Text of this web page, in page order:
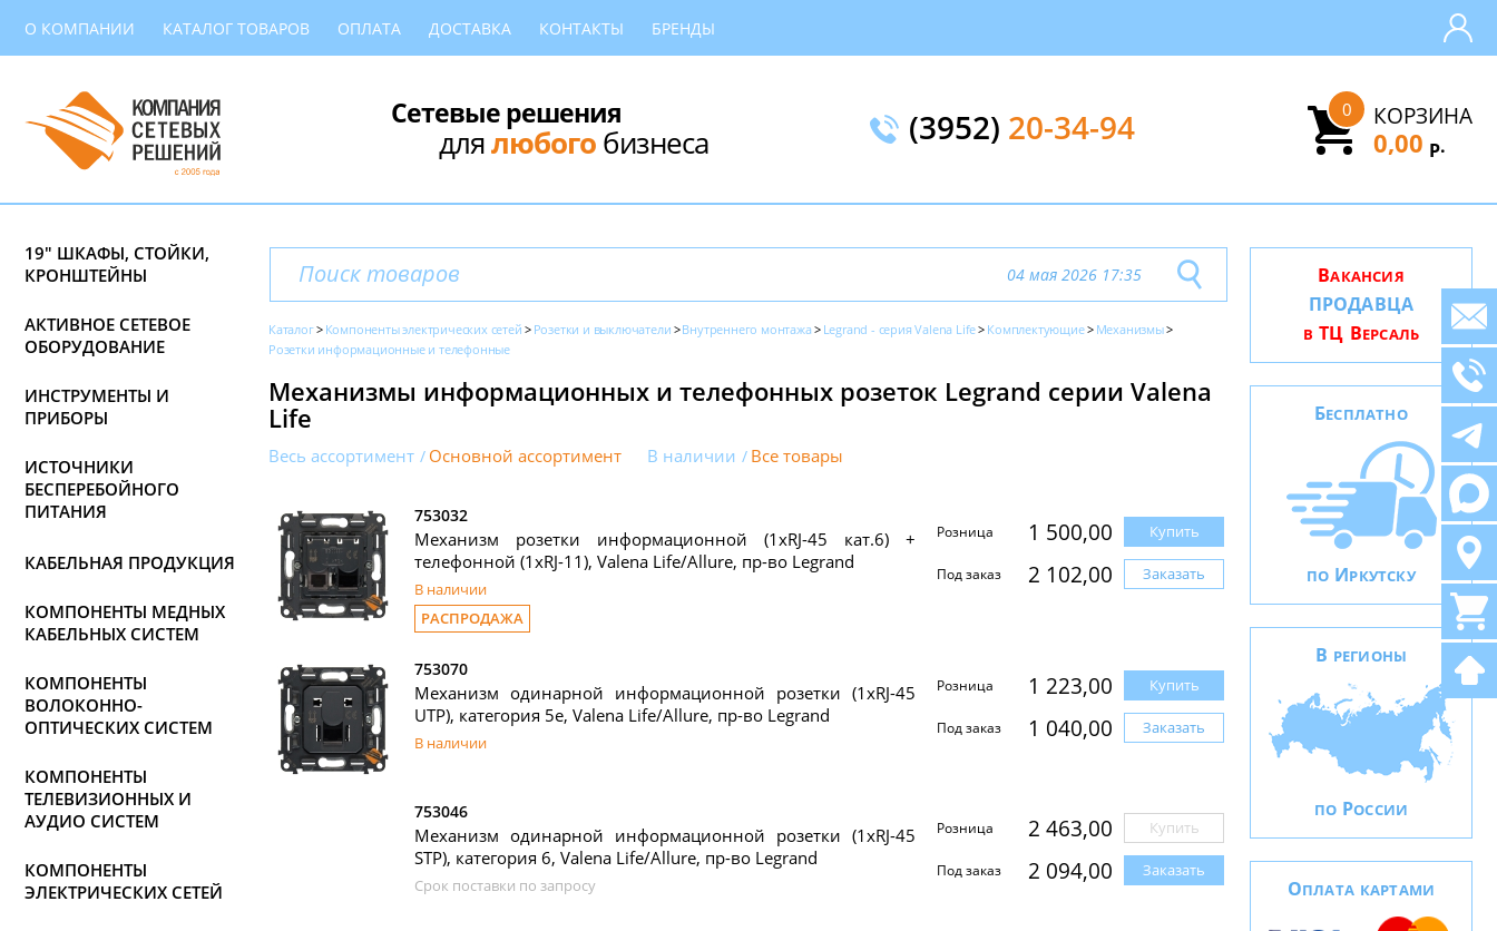
О КОМПАНИИ КАТАЛОГ ТОВАРОВ ОПЛАТА ДОСТАВКА КОНТАКТЫ БРЕНДЫ
Сетевые решения
длялюбогобизнеса (3952) 20-34-94 КОРЗИНА
0
0,00 Р.
19" ШКАФЫ, СТОЙКИ,
КРОНШТЕЙНЫ
АКТИВНОЕ СЕТЕВОЕ
ОБОРУДОВАНИЕ
ИНСТРУМЕНТЫ И
ПРИБОРЫ
ИСТОЧНИКИ
БЕСПЕРЕБОЙНОГО
ПИТАНИЯ
КАБЕЛЬНАЯ ПРОДУКЦИЯ
КОМПОНЕНТЫ МЕДНЫХ
КАБЕЛЬНЫХ СИСТЕМ
КОМПОНЕНТЫ
ВОЛОКОННО-
ОПТИЧЕСКИХ СИСТЕМ
КОМПОНЕНТЫ
ТЕЛЕВИЗИОННЫХ И
АУДИО СИСТЕМ
КОМПОНЕНТЫ
ЭЛЕКТРИЧЕСКИХ СЕТЕЙ
04 мая 2026 17:35
Каталог Компоненты электрических сетей Розетки и выключатели Внутреннего монтажа Legrand - серия Valena Life Комплектующие
Механизмы
Розетки информационные и телефонные
Механизмы информационных и телефонных розеток Legrand серии Valena
Life
Весь ассортимент Основной ассортимент В наличии Все товары
753032
Механизм розетки информационной (1xRJ-45 кат.6) +
телефонной (1xRJ-11), Valena Life/Allure, пр-во Legrand
В наличии
РАСПРОДАЖА
Розница 1 500,00 Купить
Под заказ 2 102,00 Заказать
753070
Механизм одинарной информационной розетки (1xRJ-45
UTP), категория 5e, Valena Life/Allure, пр-во Legrand
В наличии
Розница 1 223,00 Купить
Под заказ 1 040,00 Заказать
753046
Механизм одинарной информационной розетки (1xRJ-45
STP), категория 6, Valena Life/Allure, пр-во Legrand
Срок поставки по запросу
Розница 2 463,00 Купить
Под заказ 2 094,00 Заказать
ВАКАНСИЯ
ПРОДАВЦА
В ТЦ ВЕРСАЛЬ
БЕСПЛАТНО
ПО ИРКУТСКУ
В РЕГИОНЫ
ПО РОССИИ
ОПЛАТА КАРТАМИ